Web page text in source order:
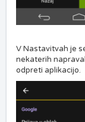
V Nastavitvah je
nekaterih
odpreti aplikacijo.